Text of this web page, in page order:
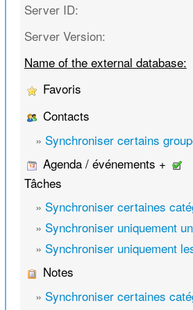
Server ID:
Server Version:
Name of the external database:
Favoris
Contacts
» Synchroniser certains
Agenda / événements +
Tâches
» Synchroniser certaines
» Synchroniser uniquement
» Synchroniser uniquement
Notes
» Synchroniser certaines